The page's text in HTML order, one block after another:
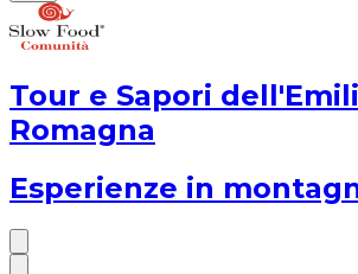
Tour e Sapori
Romagna
Esperienze in